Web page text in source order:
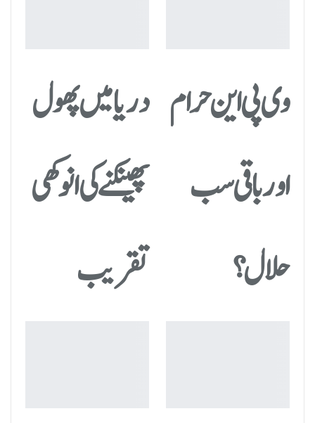
وی پی این حرام
اور باقی سب
حلال؟
دریا میں پھول
پھینکنے کی انوکھی
تقریب